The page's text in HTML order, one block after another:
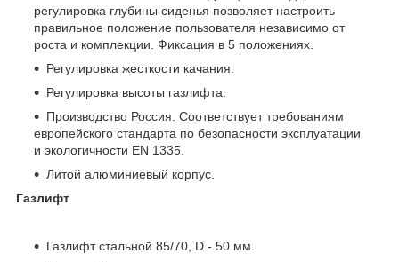
регулировка глубины сиденья позволяет настроить
правильное положение пользователя независимо от
роста и комплекции. Фиксация в 5 положениях.
Регулировка жесткости качания.
Регулировка высоты газлифта.
Производство Россия. Соответствует требованиям
европейского стандарта по безопасности эксплуатации
и экологичности EN 1335.
Литой алюминиевый корпус.
Газлифт
Газлифт стальной 85/70, D - 50 мм.